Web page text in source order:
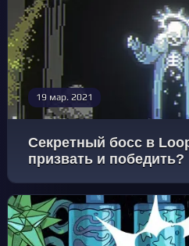
19 мар. 2021
Секретный босс в
призвать и победить?